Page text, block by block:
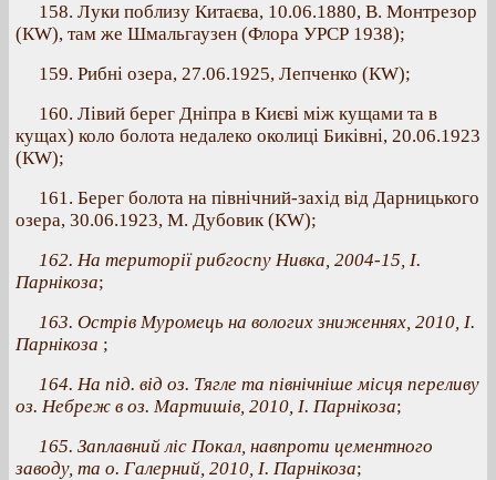
158. Луки поблизу Китаєва, 10.06.1880, В. Монтрезор
(КW), там же Шмальгаузен (Флора УРСР 1938);
159. Рибні озера, 27.06.1925, Лепченко (КW);
160. Лівий берег Дніпра в Києві між кущами та в
кущах) коло болота недалеко околиці Биківні, 20.06.1923
(КW);
161. Берег болота на північний-захід від Дарницького
озера, 30.06.1923, М. Дубовик (КW);
162. На території рибгоспу Нивка, 2004-15, І.
Парнікоза;
163. Острів Муромець на вологих зниженнях, 2010, І.
Парнікоза ;
164. На під. від оз. Тягле та північніше місця переливу
оз. Небреж в оз. Мартишів, 2010, І. Парнікоза;
165. Заплавний ліс Покал, навпроти цементного
заводу, та о. Галерний, 2010, І. Парнікоза;